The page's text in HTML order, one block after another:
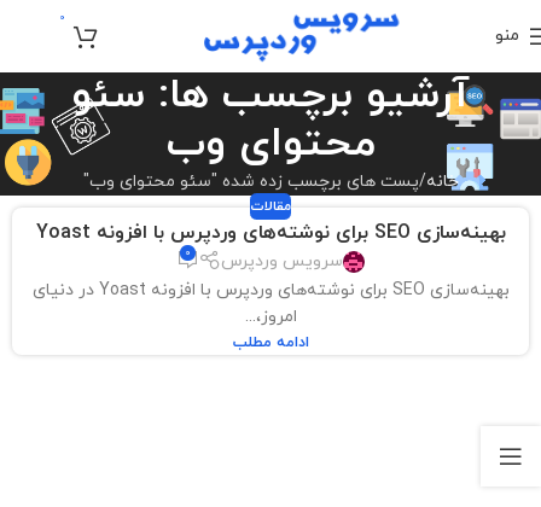
منو
0
آرشیو برچسب ها: سئو
محتوای وب
خانه پست های برچسب زده شده "سئو محتوای وب"
مقالات
بهینه‌سازی SEO برای نوشته‌های وردپرس با افزونه Yoast
سرویس وردپرس 0
بهینه‌سازی SEO برای نوشته‌های وردپرس با افزونه Yoast در دنیای
امروز،...
ادامه مطلب